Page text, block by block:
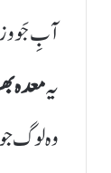
آبِ جَو
یہمعدہ
وہ لوگ